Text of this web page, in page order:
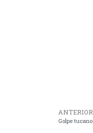
ANTERIOR